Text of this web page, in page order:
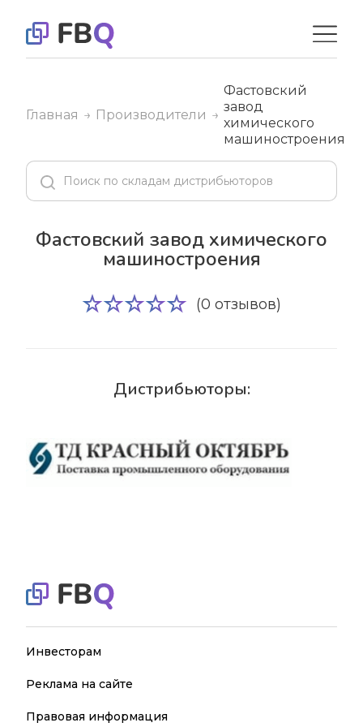
Главная Производители
Фастовский
завод
химического
машиностроения
Фастовский завод химического
машиностроения
(0 отзывов)
Дистрибьюторы:
Инвесторам
Реклама на сайте
Правовая информация